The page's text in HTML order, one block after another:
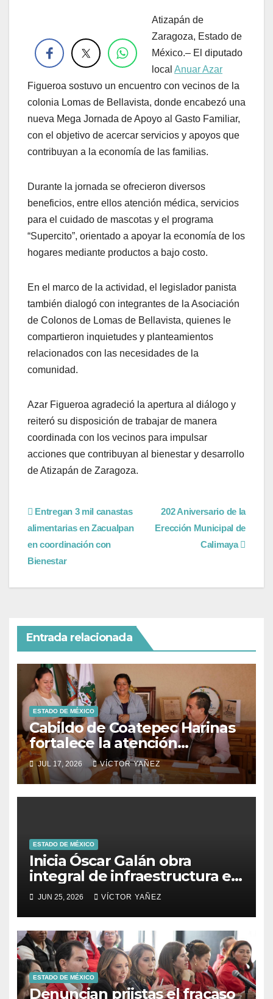
Atizapán de
Zaragoza, Estado de
México.– El diputado
local Anuar Azar
Figueroa sostuvo un encuentro con vecinos de la
colonia Lomas de Bellavista, donde encabezó una
nueva Mega Jornada de Apoyo al Gasto Familiar,
con el objetivo de acercar servicios y apoyos que
contribuyan a la economía de las familias.
Durante la jornada se ofrecieron diversos
beneficios, entre ellos atención médica, servicios
para el cuidado de mascotas y el programa
“Supercito”, orientado a apoyar la economía de los
hogares mediante productos a bajo costo.
En el marco de la actividad, el legislador panista
también dialogó con integrantes de la Asociación
de Colonos de Lomas de Bellavista, quienes le
compartieron inquietudes y planteamientos
relacionados con las necesidades de la
comunidad.
Azar Figueroa agradeció la apertura al diálogo y
reiteró su disposición de trabajar de manera
coordinada con los vecinos para impulsar
acciones que contribuyan al bienestar y desarrollo
de Atizapán de Zaragoza.
202 Aniversario de la
Erección Municipal de
Calimaya
Entregan 3 mil canastas
alimentarias en Zacualpan
en coordinación con
Bienestar
Entrada relacionada
ESTADO DE MÉXICO
Cabildo de Coatepec Harinas
fortalece la atención
ciudadana y la toma de
decisiones
JUL 17, 2026 VÍCTOR YAÑEZ
ESTADO DE MÉXICO
Inicia Óscar Galán obra
integral de infraestructura en
Prolongación León Guzmán
JUN 25, 2026 VÍCTOR YAÑEZ
ESTADO DE MÉXICO
Denuncian priistas el fracaso